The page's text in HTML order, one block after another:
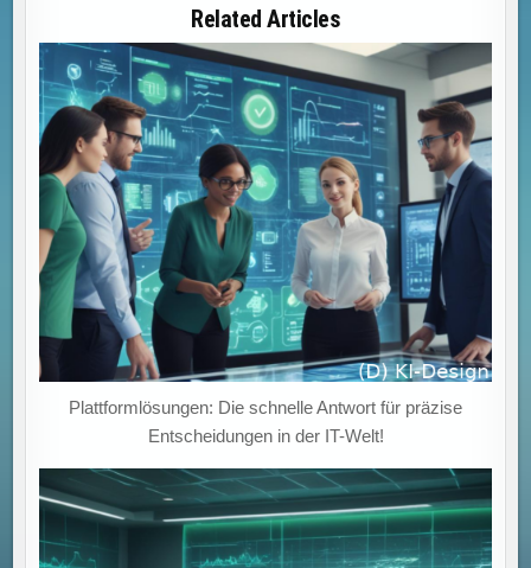
PLATTFORMLÖSUNGEN
VERBESSERN
SKALIERUNGSEFFIZIENZ
STEIGERN
UNTERNEHMENSWACHSTUM.“
Related Articles
Plattformlösungen: Die schnelle Antwort für präzise
Entscheidungen in der IT-Welt!